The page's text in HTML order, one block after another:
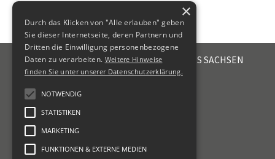
STEUERBERATERKAMMER DES FREISTAATES SACHSEN
Emil-Fuchs-Str. 2
+49 341 56336-0
kammer@sbk-sachsen.de
KONTAKT
×
Durch das Klicken von "Alle erlauben" geben
Sie dieser Internetseite, deren Partnern und
Dritten die Einwilligung personenbezogene
Daten zu verarbeiten. Weitere Hinweise
finden Sie unter unserer Datenschutzerklärung.
NOTWENDIG
STATISTIKEN
MARKETING
FUNKTIONEN & EXTERNE MEDIEN